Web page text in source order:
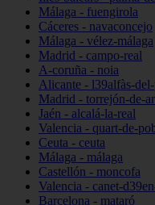
Málaga - fuengirola
Cáceres - navaconcejo
Málaga - vélez-málaga
Madrid - campo-real
A-coruña - noia
Alicante - l39alfàs-
Madrid - torrejón-de-
Jaén - alcalá-la-real
Valencia - quart-de-
Ceuta - ceuta
Málaga - málaga
Castellón - moncofa
Valencia - canet-
Barcelona - mataró